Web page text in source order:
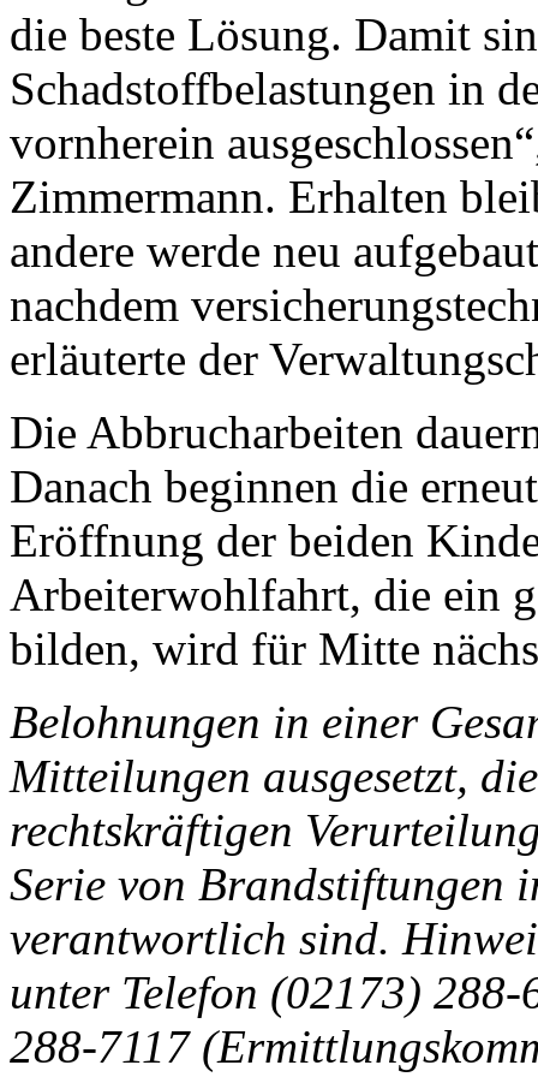
die beste Lösung. Damit
Schadstoffbelastungen in
vornherein
Zimmermann. Erhalten
andere werde neu
nachdem
erläuterte der
Die Abbrucharbeiten
Danach beginnen die
Eröffnung der beiden
Arbeiterwohlfahrt, die ein
bilden, wird für Mitte
Belohnungen in einer
Mitteilungen ausgesetzt,
rechtskräftigen
Serie von Brandstiftungen
verantwortlich sind.
unter Telefon (02173)
288-7117